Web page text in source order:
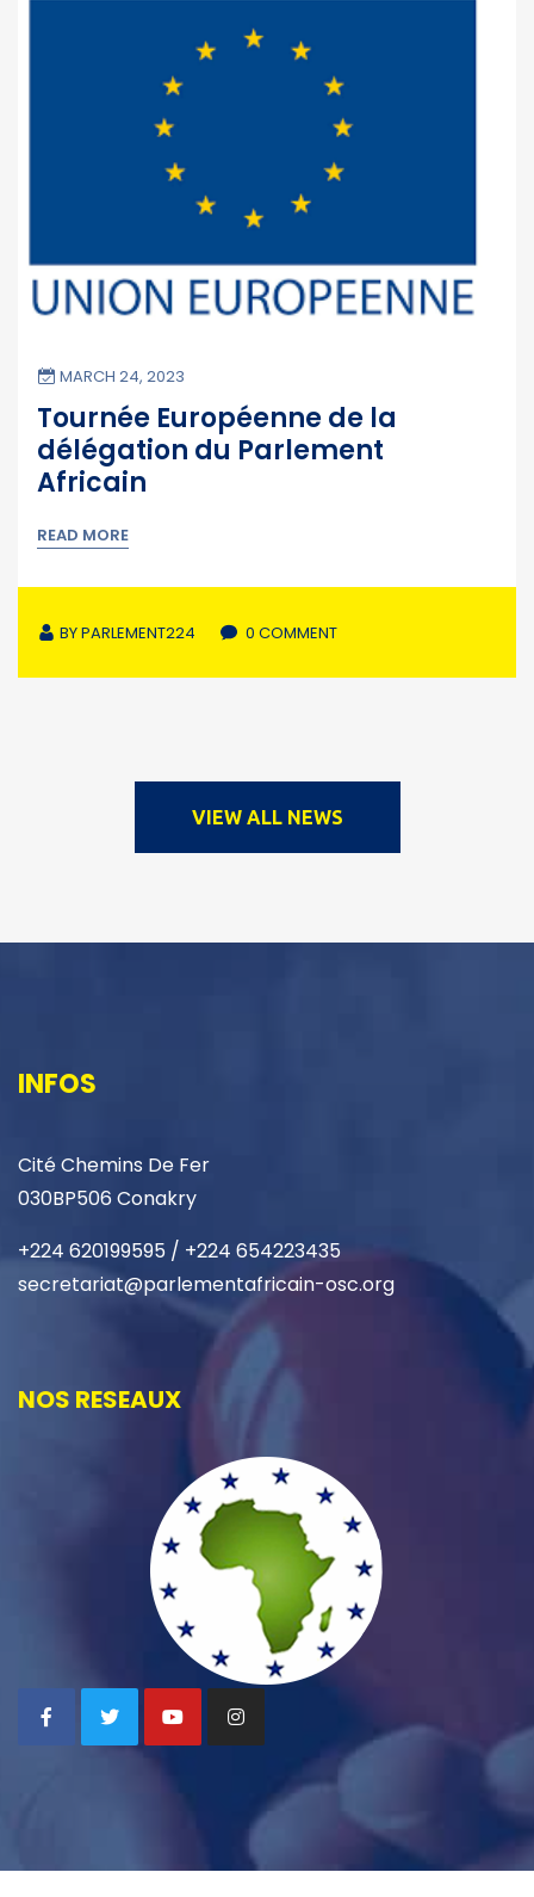
MARCH 24, 2023
Tournée Européenne de la
délégation du Parlement
Africain
READ MORE
BYPARLEMENT224 0 COMMENT
VIEW ALL NEWS
INFOS
Cité Chemins De Fer
030BP506 Conakry
+224 620199595 / +224 654223435
secretariat@parlementafricain-osc.org
NOS RESEAUX